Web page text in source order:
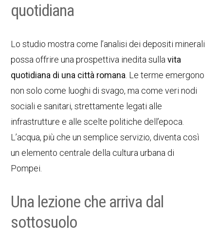
quotidiana
Lo studio mostra come l’analisi dei depositi minerali
possa offrire una prospettiva inedita sullavita
quotidiana di una città romana . Le terme emergono
non solo come luoghi di svago, ma come veri nodi
sociali e sanitari, strettamente legati alle
infrastrutture e alle scelte politiche dell’epoca.
L’acqua, più che un semplice servizio, diventa così
un elemento centrale della cultura urbana di
Pompei.
Una lezione che arriva dal
sottosuolo